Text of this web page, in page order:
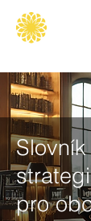
pro